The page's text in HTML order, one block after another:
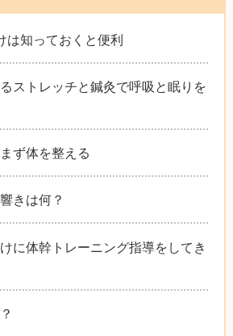
は知っておくと便利
ストレッチと鍼灸で呼吸と眠りを
ず体を整える
きは何？
に体幹トレーニング指導をしてき